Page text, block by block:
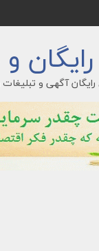
و
آگهی و تبلیغات